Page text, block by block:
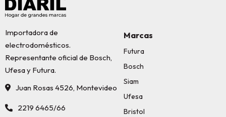
Importadora de
electrodomésticos.
Representante oficial de Bosch,
Ufesa y Futura.
Juan Rosas 4526, Montevideo
2219 6465/66
Marcas
Futura
Bosch
Siam
Ufesa
Bristol